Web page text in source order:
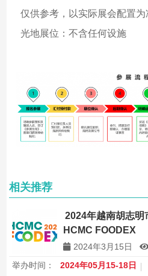
仅供参考，以实际展会配置为
光地展位：不含任何设施
相关推荐
2024年越南胡志明
HCMC FOODEX
2024年3月15日
举办时间：
2024年05月15-18日